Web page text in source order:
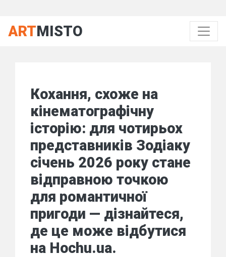
ARTMISTO
Кохання, схоже на
кінематографічну
історію: для чотирьох
представників Зодіаку
січень 2026 року стане
відправною точкою
для романтичної
пригоди — дізнайтеся,
де це може відбутися
на Hochu.ua.